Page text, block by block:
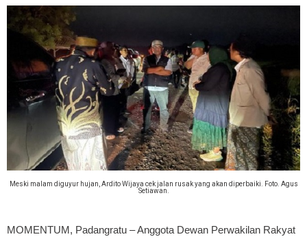
Meski malam diguyur hujan, Ardito Wijaya cek jalan rusak yang akan diperbaiki. Foto. Agus
Setiawan.
MOMENTUM, Padangratu – Anggota Dewan Perwakilan Rakyat